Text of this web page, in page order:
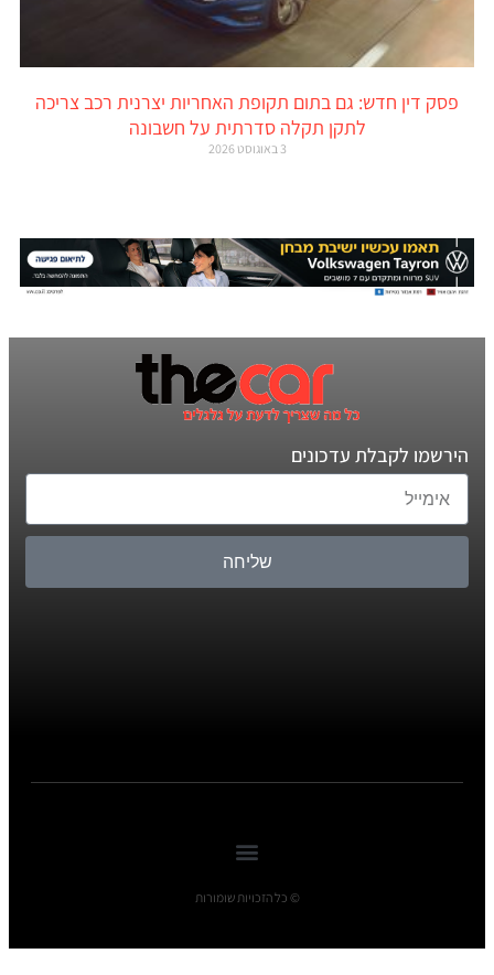
פסק דין חדש: גם בתום תקופת האחריות יצרנית רכב צריכה
לתקן תקלה סדרתית על חשבונה
3 באוגוסט 2026
הירשמו לקבלת עדכונים
שליחה
© כל הזכויות שומורות